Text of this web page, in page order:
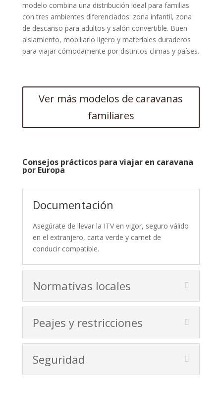
modelo combina una distribución ideal para familias
con tres ambientes diferenciados: zona infantil, zona
de descanso para adultos y salón convertible. Buen
aislamiento, mobiliario ligero y materiales duraderos
para viajar cómodamente por distintos climas y países.
Ver más modelos de caravanas
familiares
Consejos prácticos para viajar en caravana
por Europa
Documentación
Asegúrate de llevar la ITV en vigor, seguro válido
en el extranjero, carta verde y carnet de
conducir compatible.
Normativas locales
Peajes y restricciones
Seguridad